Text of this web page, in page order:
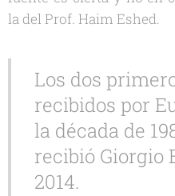
la del Prof. Haim Eshed.
Los dos
recibidos por
la década de
recibió Giorgio
2014.